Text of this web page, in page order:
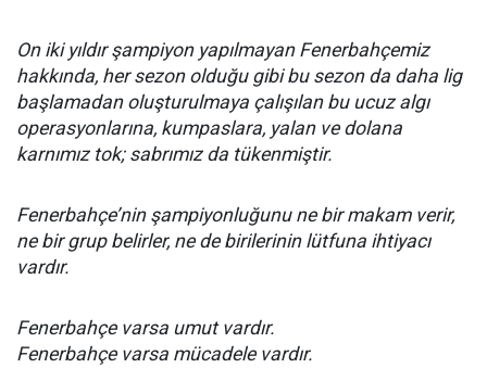
On iki yıldır şampiyon yapılmayan Fenerbahçemiz
hakkında, her sezon olduğu gibi bu sezon da daha lig
başlamadan oluşturulmaya çalışılan bu ucuz algı
operasyonlarına, kumpaslara, yalan ve dolana
karnımız tok; sabrımız da tükenmiştir.
Fenerbahçe’nin şampiyonluğunu ne bir makam verir,
ne bir grup belirler, ne de birilerinin lütfuna ihtiyacı
vardır.
Fenerbahçe varsa umut vardır.
Fenerbahçe varsa mücadele vardır.